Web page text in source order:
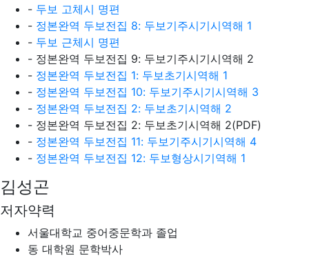
- 두보 고체시 명편
- 정본완역 두보전집 8: 두보기주시기시역해 1
- 두보 근체시 명편
- 정본완역 두보전집 9: 두보기주시기시역해 2
- 정본완역 두보전집 1: 두보초기시역해 1
- 정본완역 두보전집 10: 두보기주시기시역해 3
- 정본완역 두보전집 2: 두보초기시역해 2
- 정본완역 두보전집 2: 두보초기시역해 2(PDF)
- 정본완역 두보전집 11: 두보기주시기시역해 4
- 정본완역 두보전집 12: 두보형상시기역해 1
김성곤
저자약력
서울대학교 중어중문학과 졸업
동 대학원 문학박사